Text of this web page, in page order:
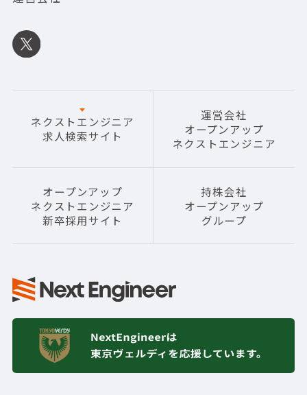
ネクストエンジニア
求人検索サイト
運営会社
オープンアップ
ネクストエンジニア
オープンアップ
ネクストエンジニア
新卒採用サイト
持株会社
オープンアップ
グループ